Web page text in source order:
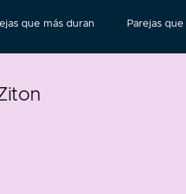
que más duran Parejas